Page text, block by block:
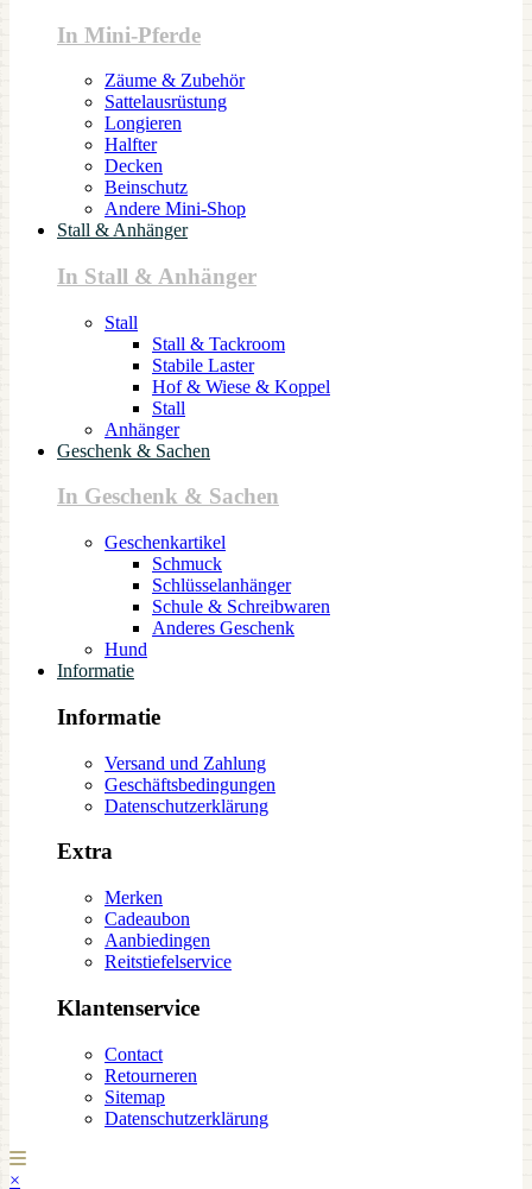
In Mini-Pferde
Zäume & Zubehör
Sattelausrüstung
Longieren
Halfter
Decken
Beinschutz
Andere Mini-Shop
Stall & Anhänger
In Stall & Anhänger
Stall
Stall & Tackroom
Stabile Laster
Hof & Wiese & Koppel
Stall
Anhänger
Geschenk & Sachen
In Geschenk & Sachen
Geschenkartikel
Schmuck
Schlüsselanhänger
Schule & Schreibwaren
Anderes Geschenk
Hund
Informatie
Informatie
Versand und Zahlung
Geschäftsbedingungen
Datenschutzerklärung
Extra
Merken
Cadeaubon
Aanbiedingen
Reitstiefelservice
Klantenservice
Contact
Retourneren
Sitemap
Datenschutzerklärung
×